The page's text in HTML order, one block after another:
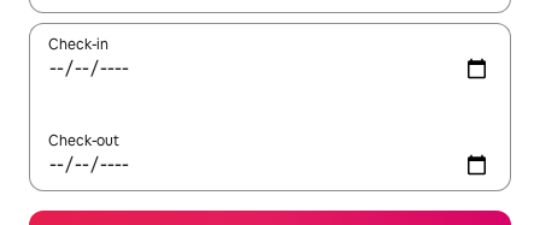
Check-in
Check-out